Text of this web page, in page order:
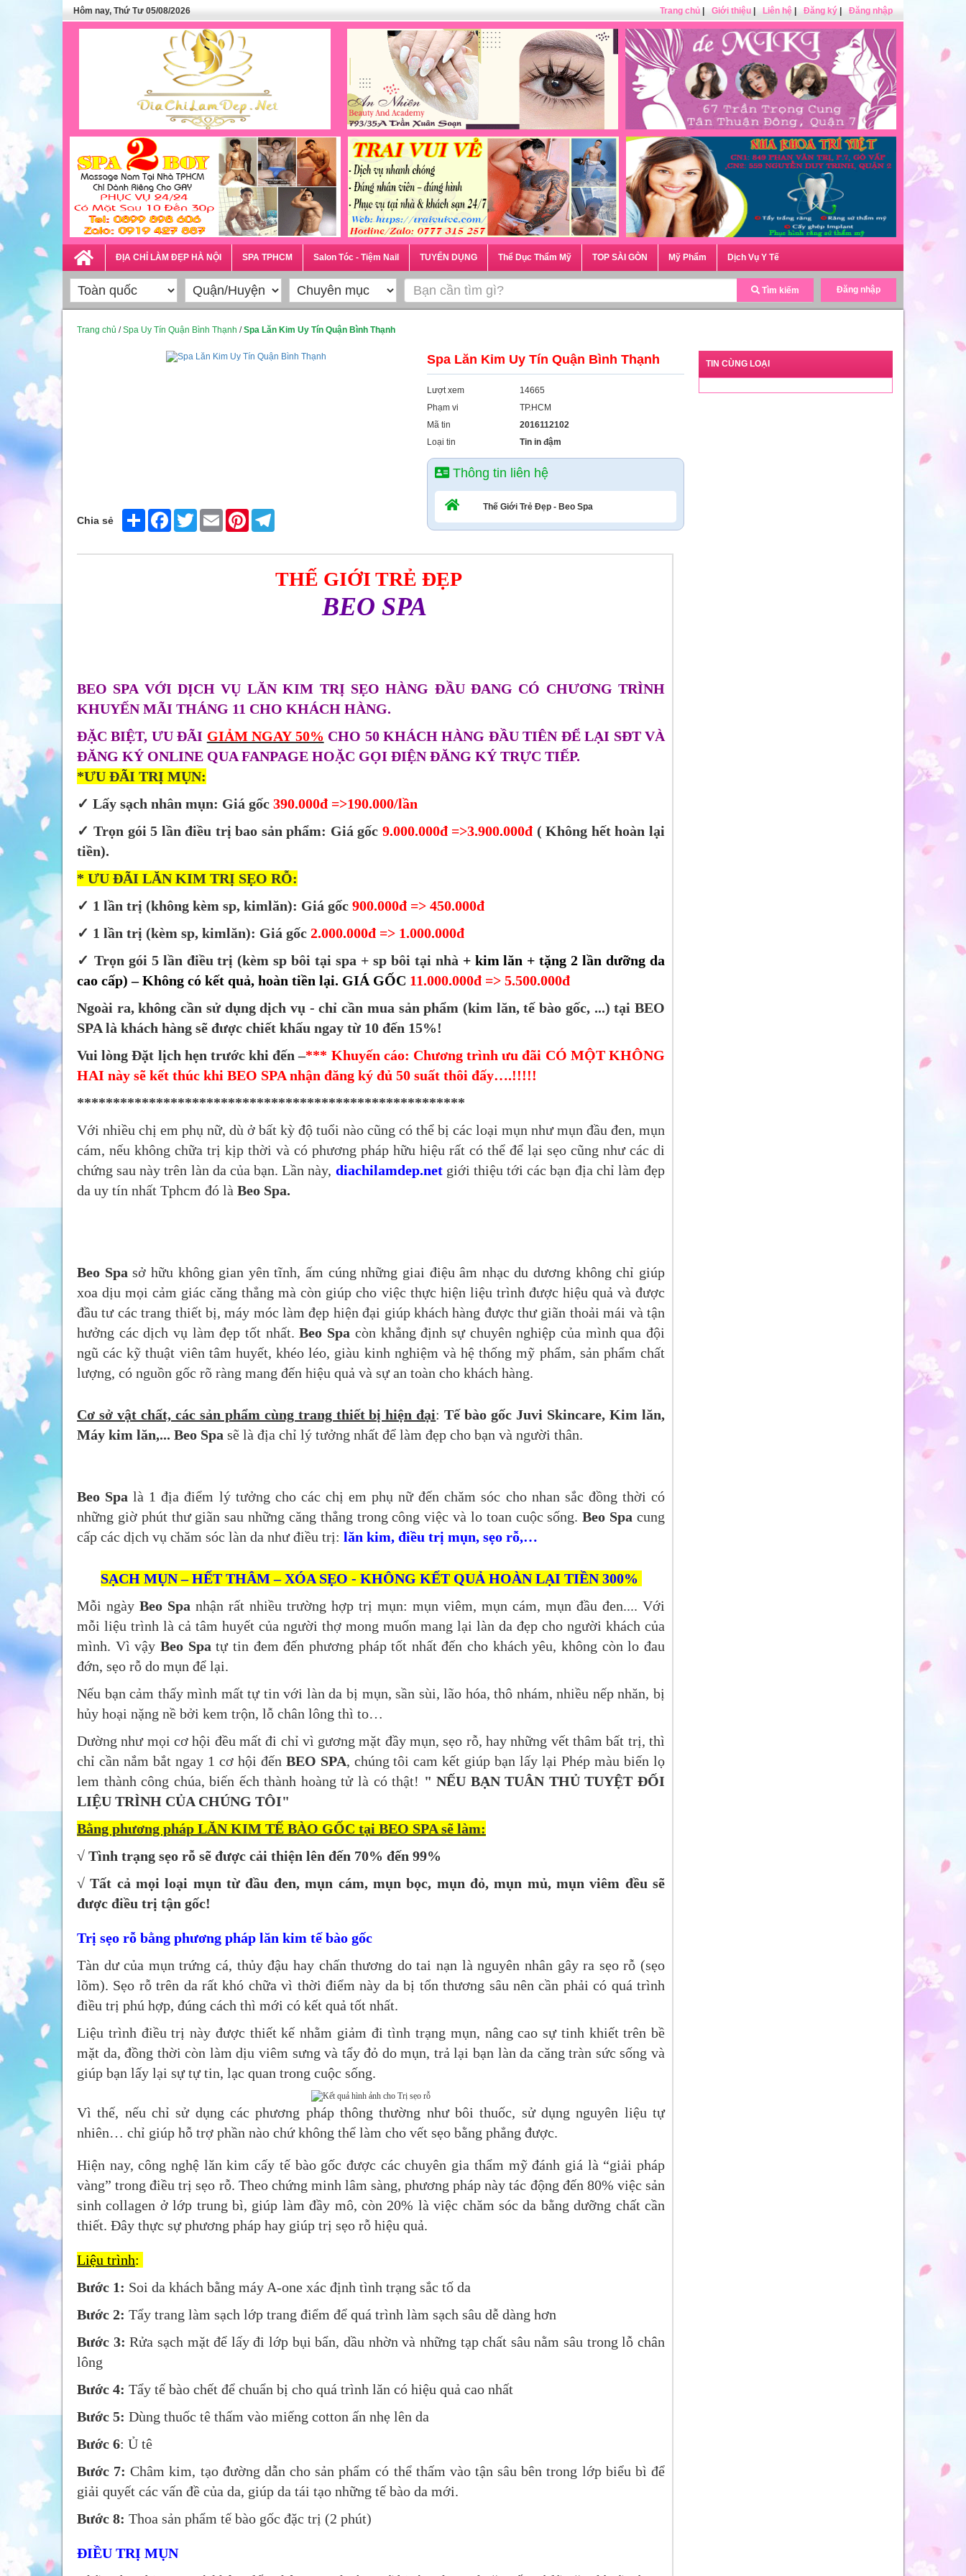
Hôm nay, Thứ Tư 05/08/2026 Trang chủ Giới thiệu Liên hệ Đăng ký Đăng nhập
ĐỊA CHỈ LÀM ĐẸP HÀ NỘI SPA TPHCM Salon Tóc - Tiệm Nail TUYỂN DỤNG Thể Dục Thẩm Mỹ TOP SÀI GÒN Mỹ Phẩm Dịch Vụ Y Tế
Tìm kiếm Đăng nhập
Trang chủ /Spa Uy Tín Quận Bình Thạnh /Spa Lăn Kim Uy Tín Quận Bình Thạnh
Chia sẻ Share FacebookTwitter Email Pinterest
Spa Lăn Kim Uy Tín Quận Bình Thạnh
Lượt xem
14665
Phạm vi
TP.HCM
Mã tin
2016112102
Loại tin
Tin in đậm
Thông tin liên hệ
Thế Giới Trẻ Đẹp - Beo Spa
THẾ GIỚI TRẺ ĐẸP
BEO SPA
BEO SPA VỚI DỊCH VỤ LĂN KIM TRỊ SẸO HÀNG ĐẦU ĐANG CÓ CHƯƠNG TRÌNH
KHUYẾN MÃI THÁNG 11 CHO KHÁCH HÀNG.
ĐẶC BIỆT, ƯU ĐÃI GIẢM NGAY 50% CHO 50 KHÁCH HÀNG ĐẦU TIÊN ĐỂ LẠI SĐT VÀ
ĐĂNG KÝ ONLINE QUA FANPAGE HOẶC GỌI ĐIỆN ĐĂNG KÝ TRỰC TIẾP.
*ƯU ĐÃI TRỊ MỤN:
✓ Lấy sạch nhân mụn: Giá gốc 390.000đ =>190.000/lần
✓ Trọn gói 5 lần điều trị bao sản phẩm: Giá gốc 9.000.000đ =>3.900.000đ ( Không hết hoàn lại
tiền).
* ƯU ĐÃI LĂN KIM TRỊ SẸO RỖ:
✓ 1 lần trị (không kèm sp, kimlăn): Giá gốc 900.000đ => 450.000đ
✓ 1 lần trị (kèm sp, kimlăn): Giá gốc 2.000.000đ => 1.000.000đ
✓ Trọn gói 5 lần điều trị (kèm sp bôi tại spa + sp bôi tại nhà + kim lăn + tặng 2 lần dưỡng da
cao cấp) – Không có kết quả, hoàn tiền lại. GIÁ GỐC 11.000.000đ => 5.500.000đ
Ngoài ra, không cần sử dụng dịch vụ - chỉ cần mua sản phẩm (kim lăn, tế bào gốc, ...) tại BEO
SPA là khách hàng sẽ được chiết khấu ngay từ 10 đến 15%!
Vui lòng Đặt lịch hẹn trước khi đến –*** Khuyến cáo: Chương trình ưu đãi CÓ MỘT KHÔNG
HAI này sẽ kết thúc khi BEO SPA nhận đăng ký đủ 50 suất thôi đấy….!!!!!
******************************************************
Với nhiều chị em phụ nữ, dù ở bất kỳ độ tuổi nào cũng có thể bị các loại mụn như mụn đầu đen, mụn
cám, nếu không chữa trị kịp thời và có phương pháp hữu hiệu rất có thể để lại sẹo cũng như các di
chứng sau này trên làn da của bạn. Lần này, diachilamdep.netgiới thiệu tới các bạn địa chỉ làm đẹp
da uy tín nhất Tphcm đó là Beo Spa.
Beo Spasở hữu không gian yên tĩnh, ấm cúng những giai điệu âm nhạc du dương không chỉ giúp
xoa dịu mọi cảm giác căng thẳng mà còn giúp cho việc thực hiện liệu trình được hiệu quả và được
đầu tư các trang thiết bị, máy móc làm đẹp hiện đại giúp khách hàng được thư giãn thoải mái và tận
hưởng các dịch vụ làm đẹp tốt nhất.Beo Spa còn khẳng định sự chuyên nghiệp của mình qua đội
ngũ các kỹ thuật viên tâm huyết, khéo léo, giàu kinh nghiệm và hệ thống mỹ phẩm, sản phẩm chất
lượng, có nguồn gốc rõ ràng mang đến hiệu quả và sự an toàn cho khách hàng.
Cơ sở vật chất, các sản phẩm cùng trang thiết bị hiện đại:Tế bào gốc Juvi Skincare, Kim lăn,
Máy kim lăn,... Beo Spa sẽ là địa chỉ lý tưởng nhất để làm đẹp cho bạn và người thân.
Beo Spa là 1 địa điểm lý tưởng cho các chị em phụ nữ đến chăm sóc cho nhan sắc đồng thời có
những giờ phút thư giãn sau những căng thẳng trong công việc và lo toan cuộc sống.Beo Spa cung
cấp các dịch vụ chăm sóc làn da như điều trị: lăn kim, điều trị mụn, sẹo rỗ,…
SẠCH MỤN – HẾT THÂM – XÓA SẸO - KHÔNG KẾT QUẢ HOÀN LẠI TIỀN 300%
Mỗi ngày Beo Spa nhận rất nhiều trường hợp trị mụn: mụn viêm, mụn cám, mụn đầu đen.... Với
mỗi liệu trình là cả tâm huyết của người thợ mong muốn mang lại làn da đẹp cho người khách của
mình. Vì vậy Beo Spa tự tin đem đến phương pháp tốt nhất đến cho khách yêu, không còn lo đau
đớn, sẹo rỗ do mụn để lại.
Nếu bạn cảm thấy mình mất tự tin với làn da bị mụn, sần sùi, lão hóa, thô nhám, nhiều nếp nhăn, bị
hủy hoại nặng nề bởi kem trộn, lỗ chân lông thì to…
Dường như mọi cơ hội đều mất đi chỉ vì gương mặt đầy mụn, sẹo rỗ, hay những vết thâm bất trị, thì
chỉ cần nắm bắt ngay 1 cơ hội đến BEO SPA, chúng tôi cam kết giúp bạn lấy lại Phép màu biến lọ
lem thành công chúa, biến ếch thành hoàng tử là có thật! " NẾU BẠN TUÂN THỦ TUYỆT ĐỐI
LIỆU TRÌNH CỦA CHÚNG TÔI"
Bằng phương pháp LĂN KIM TẾ BÀO GỐC tại BEO SPA sẽ làm:
√ Tình trạng sẹo rỗ sẽ được cải thiện lên đến 70% đến 99%
√ Tất cả mọi loại mụn từ đầu đen, mụn cám, mụn bọc, mụn đỏ, mụn mủ, mụn viêm đều sẽ
được điều trị tận gốc!
Trị sẹo rỗ bằng phương pháp lăn kim tế bào gốc
Tàn dư của mụn trứng cá, thủy đậu hay chấn thương do tai nạn là nguyên nhân gây ra sẹo rỗ (sẹo
lõm). Sẹo rỗ trên da rất khó chữa vì thời điểm này da bị tổn thương sâu nên cần phải có quá trình
điều trị phú hợp, đúng cách thì mới có kết quả tốt nhất.
Liệu trình điều trị này được thiết kế nhằm giảm đi tình trạng mụn, nâng cao sự tinh khiết trên bề
mặt da, đồng thời còn làm dịu viêm sưng và tẩy đỏ do mụn, trả lại bạn làn da căng tràn sức sống và
giúp bạn lấy lại sự tự tin, lạc quan trong cuộc sống.
Vì thế, nếu chỉ sử dụng các phương pháp thông thường như bôi thuốc, sử dụng nguyên liệu tự
nhiên… chỉ giúp hỗ trợ phần nào chứ không thể làm cho vết sẹo bằng phẳng được.
Hiện nay, công nghệ lăn kim cấy tế bào gốc được các chuyên gia thẩm mỹ đánh giá là “giải pháp
vàng” trong điều trị sẹo rỗ. Theo chứng minh lâm sàng, phương pháp này tác động đến 80% việc sản
sinh collagen ở lớp trung bì, giúp làm đầy mô, còn 20% là việc chăm sóc da bằng dưỡng chất cần
thiết. Đây thực sự phương pháp hay giúp trị sẹo rỗ hiệu quả.
Liệu trình:
Bước 1: Soi da khách bằng máy A-one xác định tình trạng sắc tố da
Bước 2: Tẩy trang làm sạch lớp trang điểm để quá trình làm sạch sâu dễ dàng hơn
Bước 3:Rửa sạch mặt để lấy đi lớp bụi bẩn, dầu nhờn và những tạp chất sâu nằm sâu trong lỗ chân
lông
Bước 4: Tẩy tế bào chết để chuẩn bị cho quá trình lăn có hiệu quả cao nhất
Bước 5: Dùng thuốc tê thấm vào miếng cotton ấn nhẹ lên da
Bước 6: Ủ tê
Bước 7:Châm kim, tạo đường dẫn cho sản phẩm có thể thấm vào tận sâu bên trong lớp biểu bì để
giải quyết các vấn đề của da, giúp da tái tạo những tế bào da mới.
Bước 8: Thoa sản phẩm tế bào gốc đặc trị (2 phút)
ĐIỀU TRỊ MỤN
TIN CÙNG LOẠI